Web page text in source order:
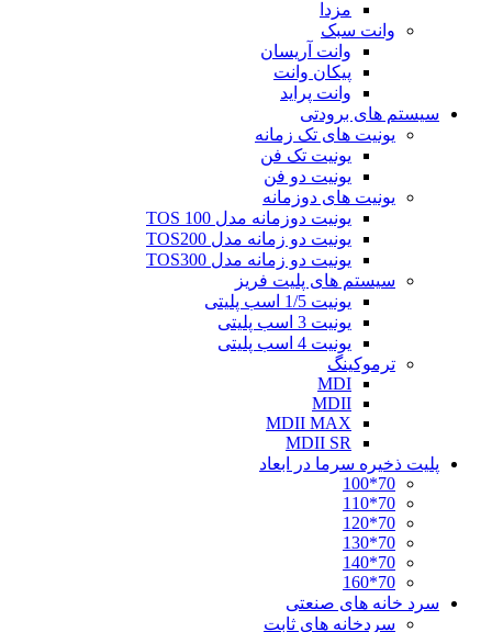
مزدا
وانت سبک
وانت آریسان
پیکان وانت
وانت پراید
سیستم های برودتی
یونیت های تک زمانه
یونیت تک فن
یونیت دو فن
یونیت های دوزمانه
یونیت دوزمانه مدل TOS 100
یونیت دو زمانه مدل TOS200
یونیت دو زمانه مدل TOS300
سیستم های پلیت فریز
یونیت 1/5 اسب پلیتی
یونیت 3 اسب پلیتی
یونیت 4 اسب پلیتی
ترموکینگ
MDI
MDII
MDII MAX
MDII SR
پلیت ذخیره سرما در ابعاد
70*100
70*110
70*120
70*130
70*140
70*160
سرد خانه های صنعتی
سردخانه های ثابت